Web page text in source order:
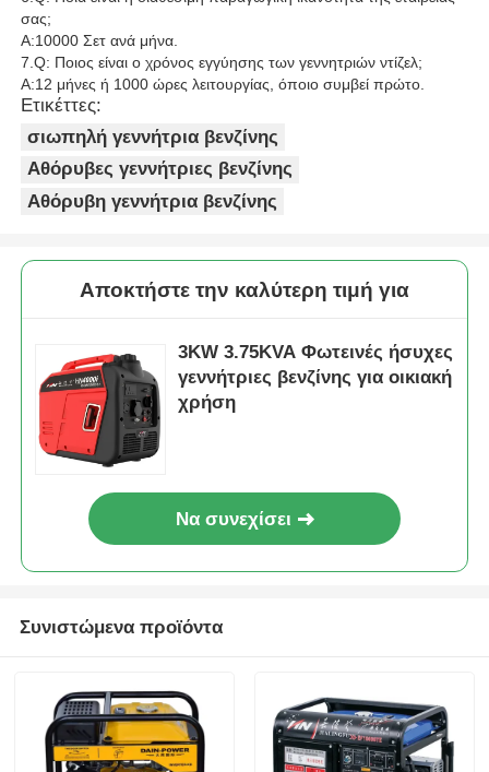
σας;
A:10000 Σετ ανά μήνα.
7.Q: Ποιος είναι ο χρόνος εγγύησης των γεννητριών ντίζελ;
A:12 μήνες ή 1000 ώρες λειτουργίας, όποιο συμβεί πρώτο.
Ετικέττες:
σιωπηλή γεννήτρια βενζίνης
Αθόρυβες γεννήτριες βενζίνης
Αθόρυβη γεννήτρια βενζίνης
Αποκτήστε την καλύτερη τιμή για
3KW 3.75KVA Φωτεινές ήσυχες
γεννήτριες βενζίνης για οικιακή
χρήση
Να συνεχίσει
Συνιστώμενα προϊόντα